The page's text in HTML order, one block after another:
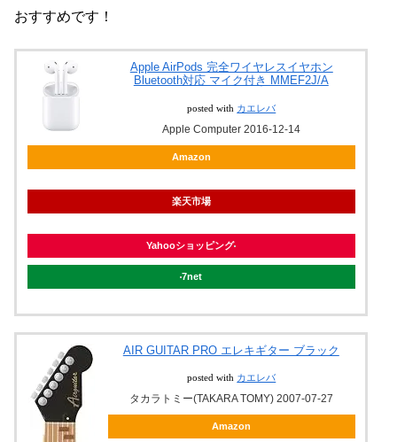
おすすめです！
Apple AirPods 完全ワイヤレスイヤホン
Bluetooth対応 マイク付き MMEF2J/A
posted with カエレバ
Apple Computer 2016-12-14
Amazon
楽天市場
Yahooショッピング
7net
AIR GUITAR PRO エレキギター ブラック
posted with カエレバ
タカラトミー(TAKARA TOMY) 2007-07-27
Amazon